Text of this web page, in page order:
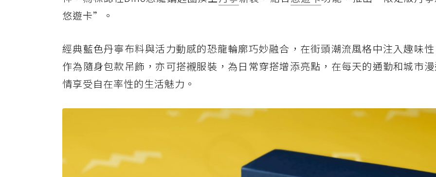
悠遊卡”。
經典藍色丹寧布料與活力動感的恐龍輪廓巧妙融合，在街頭潮流風格中注入趣味
作為隨身包款吊飾，亦可搭襯服裝，為日常穿搭增添亮點，在每天的通勤和城市
情享受自在率性的生活魅力。